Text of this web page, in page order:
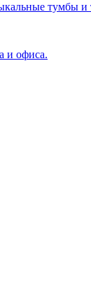
тумбы и
и офиса.